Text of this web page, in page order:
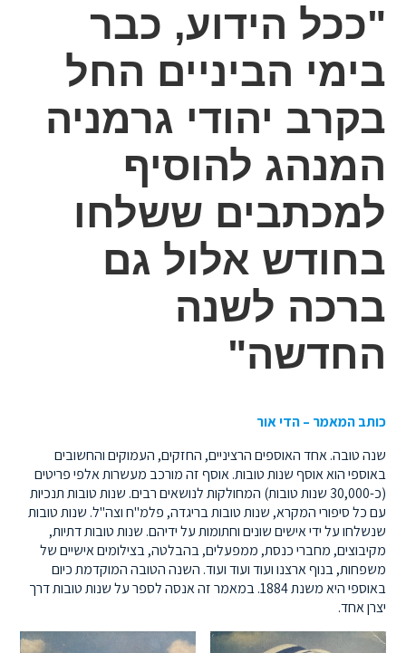
"ככל הידוע, כבר
בימי הביניים החל
בקרב יהודי גרמניה
המנהג להוסיף
למכתבים ששלחו
בחודש אלול גם
ברכה לשנה
החדשה"
כותב המאמר – הדי אור
שנה טובה. אחד האוספים הרציניים, החזקים, העמוקים והחשובים
באוספי הוא אוסף שנות טובות. אוסף זה מורכב מעשרות אלפי פריטים
(כ-30,000 שנות טובות) המחולקות לנושאים רבים. שנות טובות תנכיות
עם כל סיפורי המקרא, שנות טובות בריגדה, פלמ"ח וצה"ל. שנות טובות
שנשלחו על ידי אישים שונים וחתומות על ידיהם. שנות טובות דתיות,
מקיבוצים, מחברי כנסת, ממפעלים, בהבלטה, בצילומים אישיים של
משפחות, בנוף ארצנו ועוד ועוד ועוד. השנה הטובה המוקדמת כיום
באוספי היא משנת 1884. במאמר זה אנסה לספר על שנות טובות דרך
יצרן אחד.